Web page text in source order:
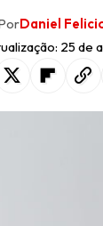
25 de
Daniel